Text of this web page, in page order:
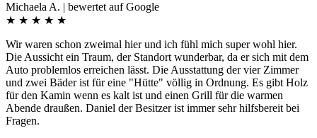
Michaela A. | bewertet auf Google
★ ★ ★ ★ ★
Wir waren schon zweimal hier und ich fühl mich super wohl hier.
Die Aussicht ein Traum, der Standort wunderbar, da er sich mit dem
Auto problemlos erreichen lässt. Die Ausstattung der vier Zimmer
und zwei Bäder ist für eine "Hütte" völlig in Ordnung. Es gibt Holz
für den Kamin wenn es kalt ist und einen Grill für die warmen
Abende draußen. Daniel der Besitzer ist immer sehr hilfsbereit bei
Fragen.